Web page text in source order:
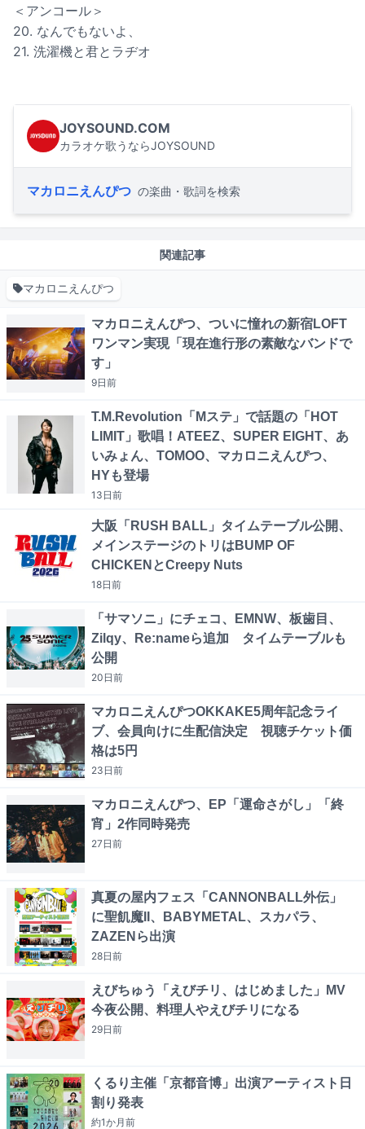
＜アンコール＞
20. なんでもないよ、
21. 洗濯機と君とラヂオ
JOYSOUND.COM
カラオケ歌うならJOYSOUND
マカロニえんぴつ の楽曲・歌詞を検索
関連記事
マカロニえんぴつ
マカロニえんぴつ、ついに憧れの新宿LOFT
ワンマン実現「現在進行形の素敵なバンドで
す」
9日前
T.M.Revolution「Mステ」で話題の「HOT
LIMIT」歌唱！ATEEZ、SUPER EIGHT、あ
いみょん、TOMOO、マカロニえんぴつ、
HYも登場
13日前
大阪「RUSH BALL」タイムテーブル公開、
メインステージのトリはBUMP OF
CHICKENとCreepy Nuts
18日前
「サマソニ」にチェコ、EMNW、板歯目、
Zilqy、Re:nameら追加 タイムテーブルも
公開
20日前
マカロニえんぴつOKKAKE5周年記念ライ
ブ、会員向けに生配信決定 視聴チケット価
格は5円
23日前
マカロニえんぴつ、EP「運命さがし」「終
宵」2作同時発売
27日前
真夏の屋内フェス「CANNONBALL外伝」
に聖飢魔II、BABYMETAL、スカパラ、
ZAZENら出演
28日前
えびちゅう「えびチリ、はじめました」MV
今夜公開、料理人やえびチリになる
29日前
くるり主催「京都音博」出演アーティスト日
割り発表
約1か月前